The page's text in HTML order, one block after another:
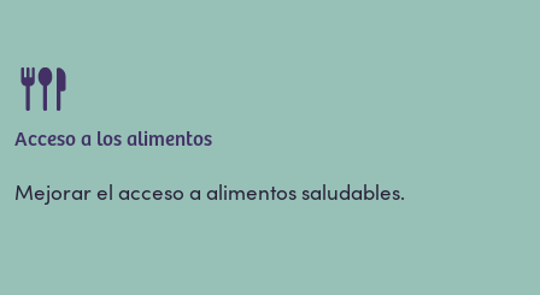
Acceso a los alimentos
Mejorar el acceso a alimentos saludables.